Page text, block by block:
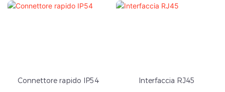
Connettore rapido IP54 Interfaccia RJ45